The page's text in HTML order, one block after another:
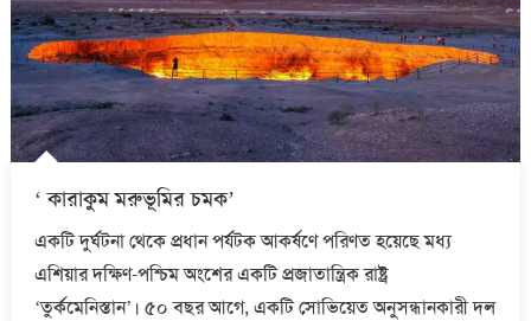
‘ কারাকুম মরুভূমির চমক’
একটি দুর্ঘটনা থেকে প্রধান পর্যটক আকর্ষণে পরিণত হয়েছে মধ্য
এশিয়ার দক্ষিণ-পশ্চিম অংশের একটি প্রজাতান্ত্রিক রাষ্ট্র
‘তুর্কমেনিস্তান’। ৫০ বছর আগে, একটি সোভিয়েত অনুসন্ধানকারী দল